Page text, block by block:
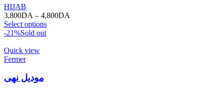
HIJAB
3,800DA – 4,800DA
Select options
-21%Sold out
Quick view
Fermer
موديل نهى